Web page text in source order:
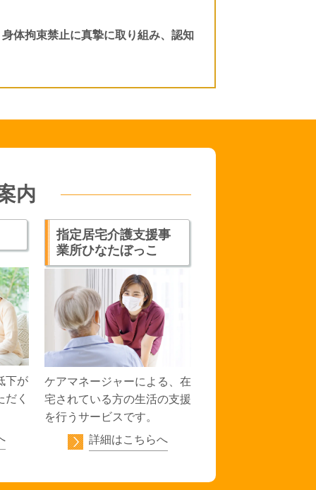
体拘束禁止に真摯に取り組み、認知
内
下が
く
指定居宅介護支援事
業所ひなたぼっこ
ケアマネージャーによる、在
宅されている方の生活の支援
を行うサービスです。
詳細はこちらへ